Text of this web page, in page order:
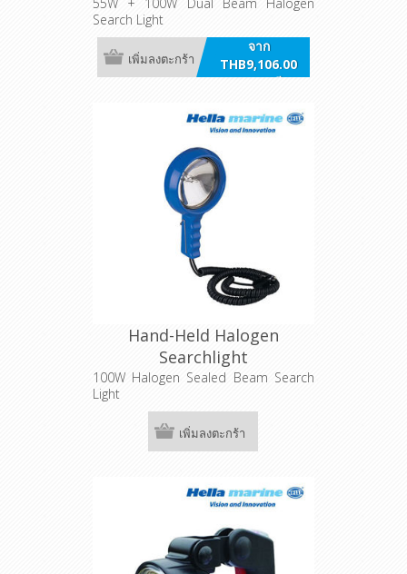
Search Light
จาก
THB9,106.00
รวมภาษี
เพิ่มลงตะกร้า
Hand-Held Halogen
Searchlight
100W Halogen Sealed Beam Search
Light
เพิ่มลงตะกร้า